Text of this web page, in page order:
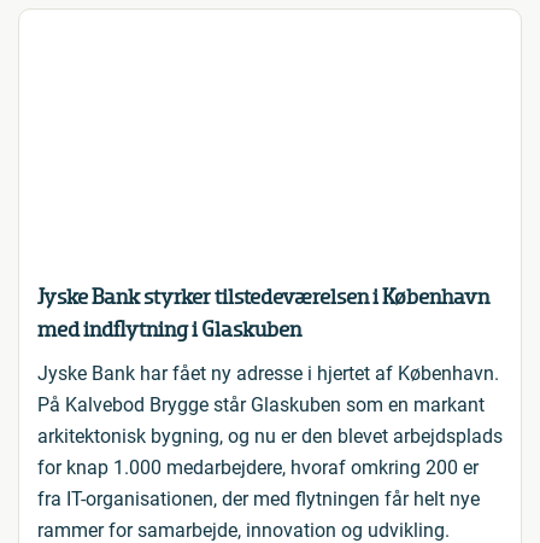
Jyske Bank styrker tilstedeværelsen i København
med indflytning i Glaskuben
Jyske Bank har fået ny adresse i hjertet af København.
På Kalvebod Brygge står Glaskuben som en markant
arkitektonisk bygning, og nu er den blevet arbejdsplads
for knap 1.000 medarbejdere, hvoraf omkring 200 er
fra IT-organisationen, der med flytningen får helt nye
rammer for samarbejde, innovation og udvikling.